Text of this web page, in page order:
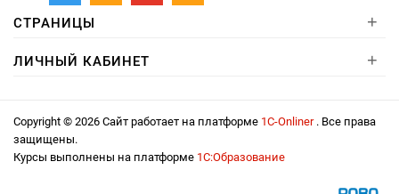
СТРАНИЦЫ +
ЛИЧНЫЙ КАБИНЕТ +
Copyright © 2026 Сайт работает на платформе 1С-Onliner . Все права
защищены.
Курсы выполнены на платформе 1С:Образование